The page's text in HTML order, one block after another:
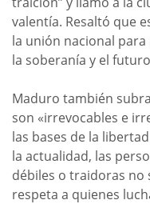
valentía. Resaltó que
la unión nacional
la soberanía y el
Maduro también
son «irrevocables e
las bases de la
la actualidad, las
débiles o traidoras no
respeta a quienes